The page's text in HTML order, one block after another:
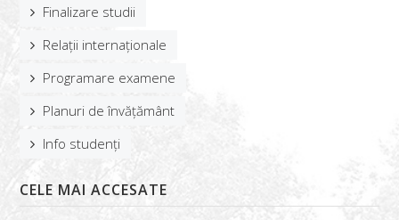
Programare examene
Finalizare studii
Burse studențești
Tabere pentru studenți
Despre cazare
Info studenți
Finalizare studii
Relații internaționale
Programare examene
Planuri de învățământ
Info studenți
CELE MAI ACCESATE